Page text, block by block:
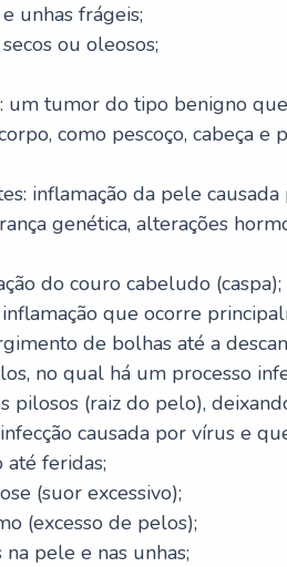
unhas frágeis;
ou oleosos;
um tumor do tipo benigno
como pescoço, cabeça e
inflamação da pele
genética, alterações
do couro cabeludo (caspa);
inflamação que ocorre
de bolhas até a
no qual há um processo
pilosos (raiz do pelo),
causada por vírus e
até feridas;
(suor excessivo);
(excesso de pelos);
na pele e nas unhas;